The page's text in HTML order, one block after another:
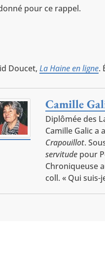
pour ce rappel.
Doucet,La Haine en ligne.
Camille
Diplômée des
Camille Galic
Crapouillot.
servitude pour
Chroniqueuse
coll. « Qui suis-